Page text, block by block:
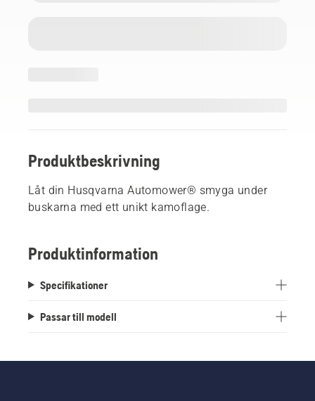
Produktbeskrivning
Låt din Husqvarna Automower® smyga under
buskarna med ett unikt kamoflage.
Produktinformation
Specifikationer
Passar till modell